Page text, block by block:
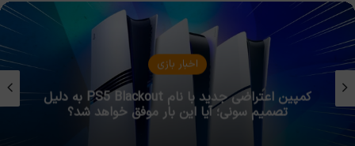
اخبار بازی
کمپین اعتراضی جدید با نام PS5 Blackout به دلیل
تصمیم سونی؛ آیا این بار موفق خواهد شد؟